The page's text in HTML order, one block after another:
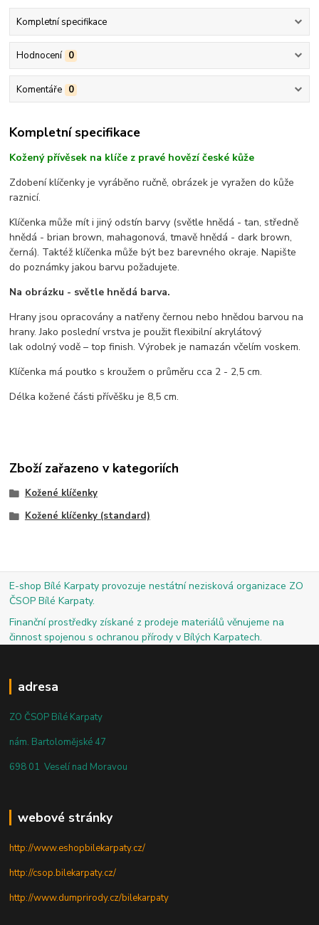
Kompletní specifikace
Hodnocení 0
Komentáře 0
Kompletní specifikace
Kožený přívěsek na klíče z pravé hovězí české kůže
Zdobení klíčenky je vyráběno ručně, obrázek je vyražen do kůže
raznicí.
Klíčenka může mít i jiný odstín barvy (světle hnědá - tan, středně
hnědá - brian brown, mahagonová, tmavě hnědá - dark brown,
černá). Taktéž klíčenka může být bez barevného okraje. Napište
do poznámky jakou barvu požadujete.
Na obrázku - světle hnědá barva.
Hrany jsou opracovány a natřeny černou nebo hnědou barvou na
hrany. Jako poslední vrstva je použit flexibilní akrylátový
lak odolný vodě – top finish. Výrobek je namazán včelím voskem.
Klíčenka má poutko s kroužem o průměru cca 2 - 2,5 cm.
Délka kožené části přívěšku je 8,5 cm.
Zboží zařazeno v kategoriích
Kožené klíčenky
Kožené klíčenky (standard)
E-shop Bílé Karpaty provozuje nestátní nezisková organizace ZO
ČSOP Bílé Karpaty.
Finanční prostředky získané z prodeje materiálů věnujeme na
činnost spojenou s ochranou přírody v Bílých Karpatech.
adresa
ZO ČSOP Bílé Karpaty
nám. Bartolomějské 47
698 01 Veselí nad Moravou
webové stránky
http://www.eshopbilekarpaty.cz/
http://csop.bilekarpaty.cz/
http://www.dumprirody.cz/bilekarpaty